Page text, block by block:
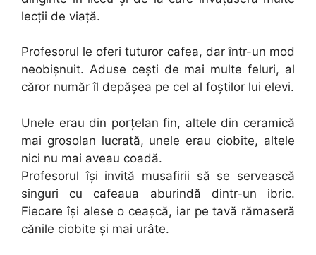
lecţii de viaţă.
Profesorul le oferi tuturor cafea, dar într-un mod
neobişnuit. Aduse ceşti de mai multe feluri, al
căror număr îl depăşea pe cel al foştilor lui elevi.
Unele erau din porţelan fin, altele din ceramică
mai grosolan lucrată, unele erau ciobite, altele
nici nu mai aveau coadă.
Profesorul îşi invită musafirii să se servească
singuri cu cafeaua aburindă dintr-un ibric.
Fiecare îşi alese o ceaşcă, iar pe tavă rămaseră
cănile ciobite şi mai urâte.